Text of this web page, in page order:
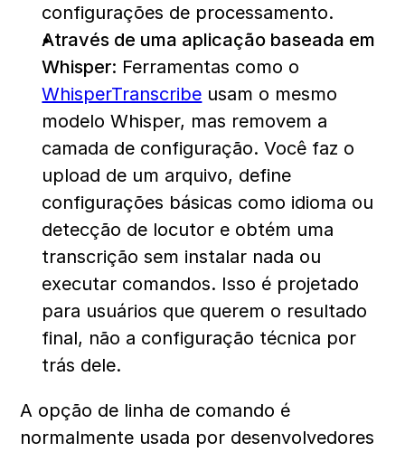
configurações de processamento.
Através de uma aplicação baseada em
Whisper:
WhisperTranscribe usam o mesmo
modelo Whisper, mas removem a
camada de configuração. Você faz o
upload de um arquivo, define
configurações básicas como idioma ou
detecção de locutor e obtém uma
transcrição sem instalar nada ou
executar comandos. Isso é projetado
para usuários que querem o resultado
final, não a configuração técnica por
trás dele.
A opção de linha de comando é
normalmente usada por desenvolvedores